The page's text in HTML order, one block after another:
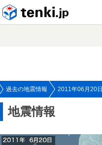
過去の地震情報 2011年06月20日
地震情報